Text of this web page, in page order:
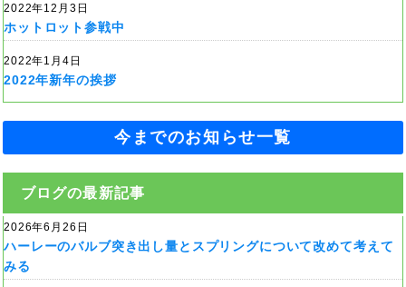
2022年12月3日
ホットロット参戦中
2022年1月4日
2022年新年の挨拶
今までのお知らせ一覧
ブログの最新記事
2026年6月26日
ハーレーのバルブ突き出し量とスプリングについて改めて考えて
みる